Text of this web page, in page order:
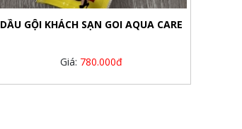
DẦU GỘI KHÁCH SẠN GOI AQUA CARE
Giá: 780.000đ